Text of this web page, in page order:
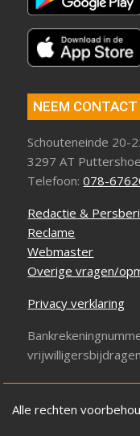
NEEM CONTACT
Schouteneinde 20-
3297 AT
Telefoon:078-
Redactie &
Reclame
Webmaster
Overige vragen/
Privacy verklaring
Alle rechten